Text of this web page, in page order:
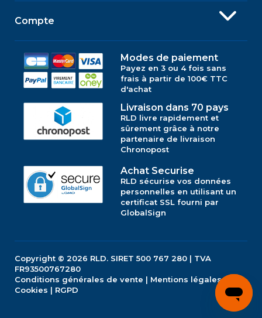
Compte
Modes de paiement
Payez en 3 ou 4 fois sans
frais à partir de 100€ TTC
d'achat
Livraison dans 70 pays
RLD livre rapidement et
sûrement grâce à notre
partenaire de livraison
Chronopost
Achat Securise
RLD sécurise vos données
personnelles en utilisant un
certificat SSL fourni par
GlobalSign
Copyright © 2026 RLD. SIRET 500 767 280 | TVA
FR93500767280
Conditions générales de vente | Mentions légales|
Cookies | RGPD